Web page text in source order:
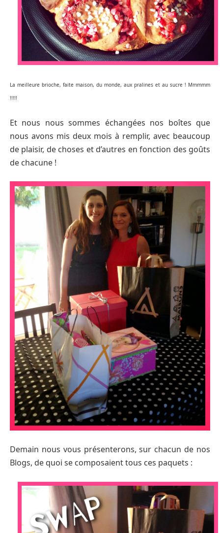
La meilleure brioche, faite maison, du monde, aux pralines et au sucre ! Mmmmm
!!!!!
Et nous nous sommes échangées nos boîtes que
nous avons mis deux mois à remplir, avec beaucoup
de plaisir, de choses et d’autres en fonction des goûts
de chacune !
Demain nous vous présenterons, sur chacun de nos
Blogs, de quoi se composaient tous ces paquets :